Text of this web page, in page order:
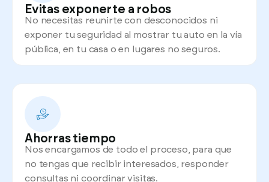
Evitas exponerte a robos
No necesitas reunirte con desconocidos ni
exponer tu seguridad al mostrar tu auto en la vía
pública, en tu casa o en lugares no seguros.
Ahorras tiempo
Nos encargamos de todo el proceso, para que
no tengas que recibir interesados, responder
consultas ni coordinar visitas.